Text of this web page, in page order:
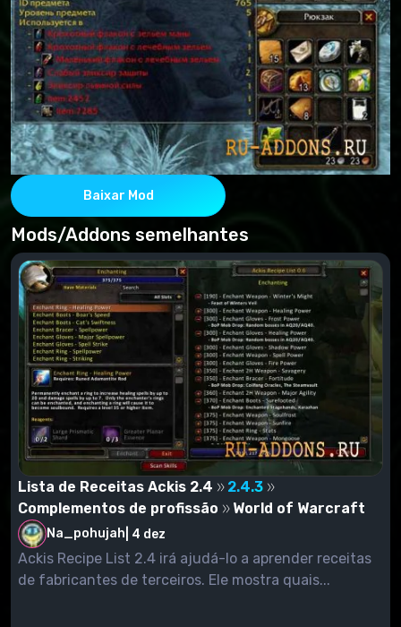
Baixar Mod
Mods/Addons semelhantes
Lista de Receitas Ackis 2.4
2.4.3
Complementos de profissão
World of Warcraft
Na_pohujah 4 dez
Ackis Recipe List 2.4 irá ajudá-lo a aprender receitas
de fabricantes de terceiros. Ele mostra quais...